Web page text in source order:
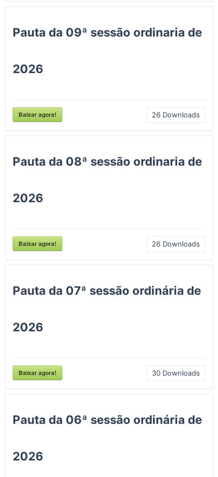
Pauta da 09ª sessão ordinaria de
2026
Baixar agora! 26 Downloads
Pauta da 08ª sessão ordinaria de
2026
Baixar agora! 26 Downloads
Pauta da 07ª sessão ordinária de
2026
Baixar agora! 30 Downloads
Pauta da 06ª sessão ordinária de
2026